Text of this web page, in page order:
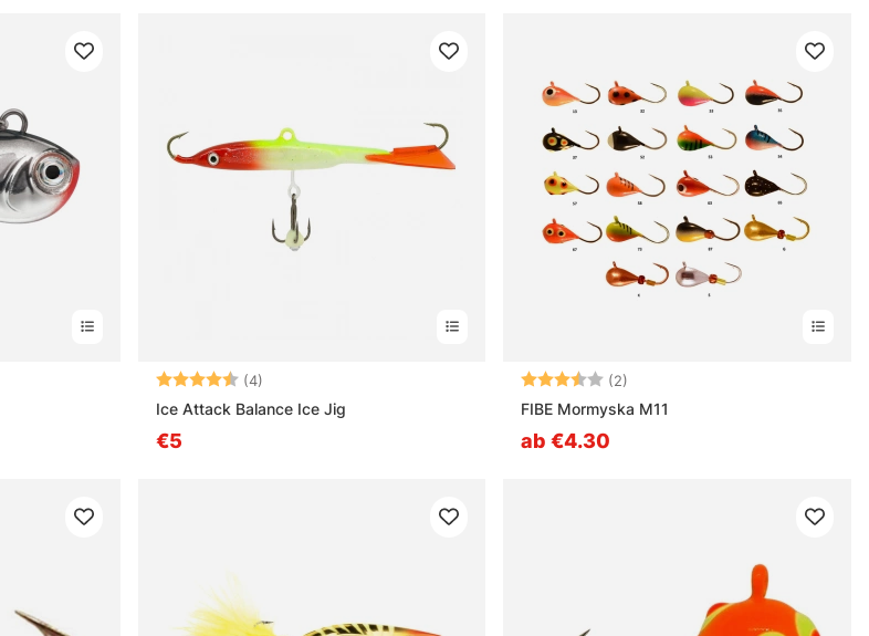
Bewertung:(4)
Ice Attack Balance Ice Jig
€5
Bewertung: (2)
FIBE Mormyska M11
ab €4.30